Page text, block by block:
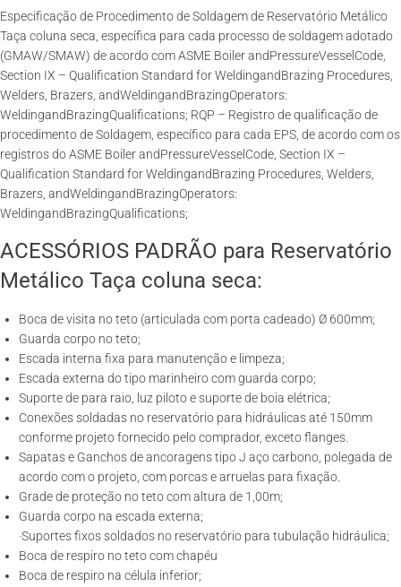
Especificação de Procedimento de Soldagem de Reservatório Metálico
Taça coluna seca, específica para cada processo de soldagem adotado
(GMAW/SMAW) de acordo com ASME Boiler andPressureVesselCode,
Section IX – Qualification Standard for WeldingandBrazing Procedures,
Welders, Brazers, andWeldingandBrazingOperators:
WeldingandBrazingQualifications; RQP – Registro de qualificação de
procedimento de Soldagem, específico para cada EPS, de acordo com os
registros do ASME Boiler andPressureVesselCode, Section IX –
Qualification Standard for WeldingandBrazing Procedures, Welders,
Brazers, andWeldingandBrazingOperators:
WeldingandBrazingQualifications;
ACESSÓRIOS PADRÃO para Reservatório
Metálico Taça coluna seca:
Boca de visita no teto (articulada com porta cadeado) Ø 600mm;
Guarda corpo no teto;
Escada interna fixa para manutenção e limpeza;
Escada externa do tipo marinheiro com guarda corpo;
Suporte de para raio, luz piloto e suporte de boia elétrica;
Conexões soldadas no reservatório para hidráulicas até 150mm
conforme projeto fornecido pelo comprador, exceto flanges.
Sapatas e Ganchos de ancoragens tipo J aço carbono, polegada de
acordo com o projeto, com porcas e arruelas para fixação.
Grade de proteção no teto com altura de 1,00m;
Guarda corpo na escada externa;
·Suportes fixos soldados no reservatório para tubulação hidráulica;
Boca de respiro no teto com chapéu
Boca de respiro na célula inferior;